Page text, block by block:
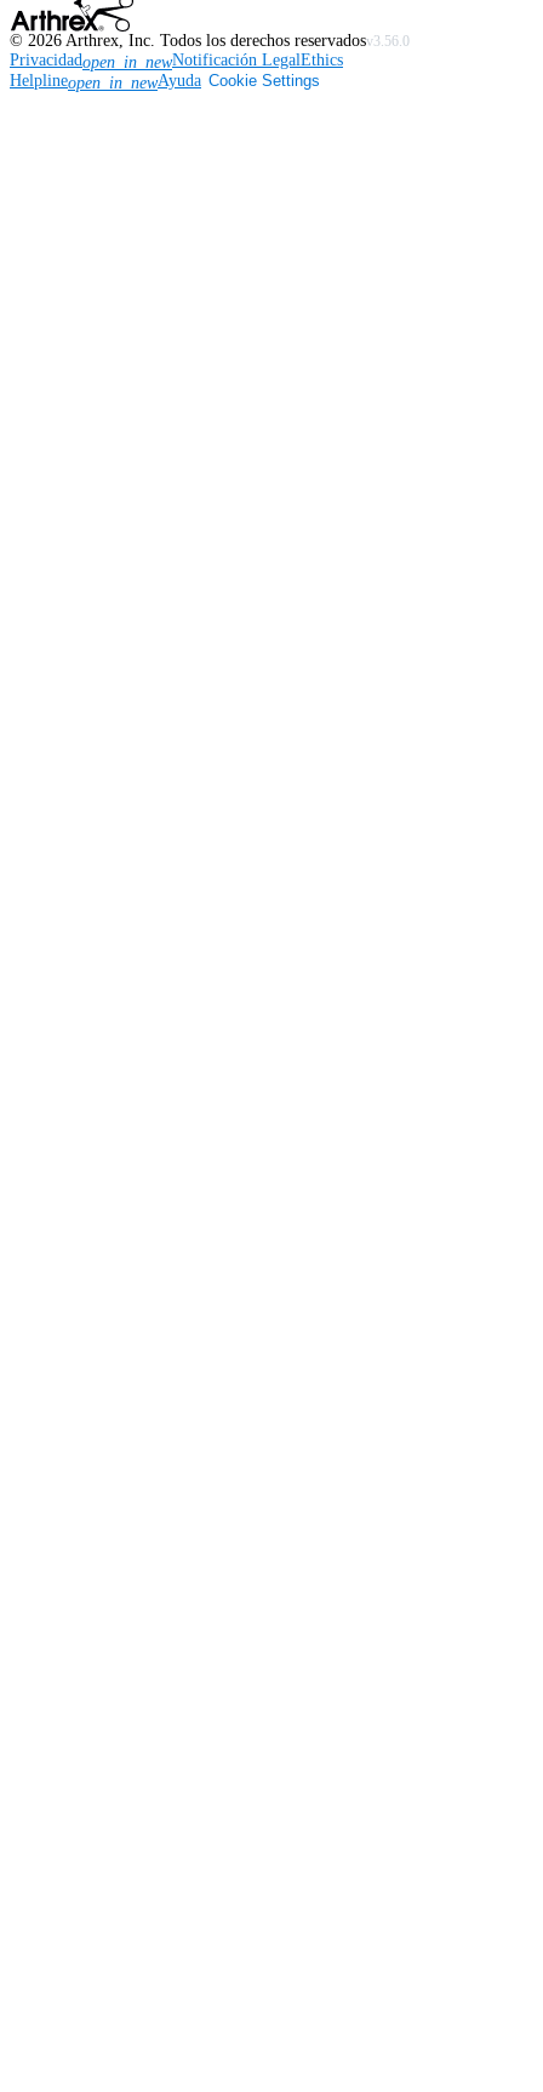
© 2026 Arthrex, Inc. Todos los derechos reservadosv3.56.0
Privacidadopen_in_newNotificación LegalEthics
Helplineopen_in_newAyuda Cookie Settings